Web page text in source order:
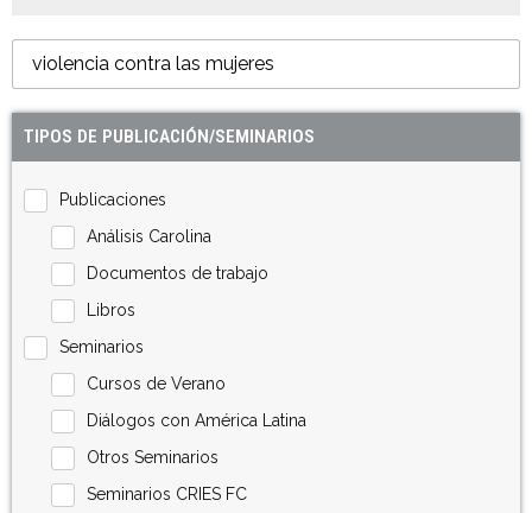
TIPOS DE PUBLICACIÓN/SEMINARIOS
Publicaciones
Análisis Carolina
Documentos de trabajo
Libros
Seminarios
Cursos de Verano
Diálogos con América Latina
Otros Seminarios
Seminarios CRIES FC